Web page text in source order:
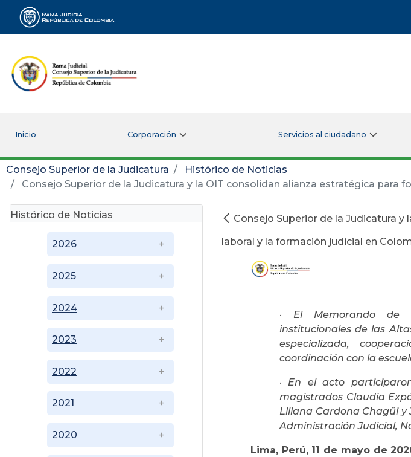
Rama Judicial
Inicio Corporación Servicios al ciudadano
Consejo Superior de la Judicatura
Histórico de Noticias
Consejo Superior de la Judicatura y la OIT consolidan alianza estratégica para
Histórico de Noticias
2020
2021
2022
2023
2024
2025
2026
Consejo Superior de la Judicatura
laboral y la formación judicial en
· El Memorando de
institucionales de las
especializada,
coordinación con la
· En el acto
magistrados Claudia
Liliana Cardona Chagüi
Administración Judicial,
Lima, Perú, 11 de mayo de